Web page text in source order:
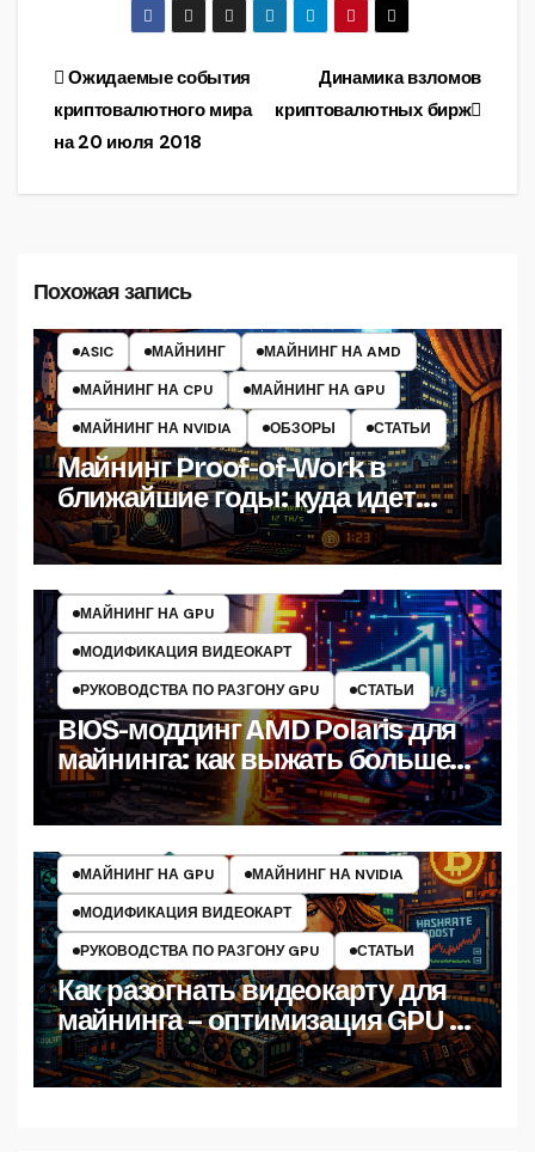
упали более
чем на 50%
Навигация
по
записям
Динамика взломов
криптовалютных бирж
Ожидаемые события
криптовалютного мира
на 20 июля 2018
Похожая запись
ASIC МАЙНИНГ
МАЙНИНГ НА AMD
МАЙНИНГ НА CPU
МАЙНИНГ НА GPU
МАЙНИНГ НА NVIDIA
ОБЗОРЫ СТАТЬИ
Майнинг Proof-of-Work в
ближайшие годы: куда идет
индустрия PoW и как выжить
МАЙНИНГ НА GPU
МОДИФИКАЦИЯ ВИДЕОКАРТ
РУКОВОДСТВА ПО РАЗГОНУ GPU
СТАТЬИ
BIOS-моддинг AMD Polaris для
майнинга: как выжать больше
хешрейта
МАЙНИНГ НА GPU
МАЙНИНГ НА NVIDIA
МОДИФИКАЦИЯ ВИДЕОКАРТ
РУКОВОДСТВА ПО РАЗГОНУ GPU
СТАТЬИ
Как разогнать видеокарту для
майнинга – оптимизация GPU и
настройка хешрейта